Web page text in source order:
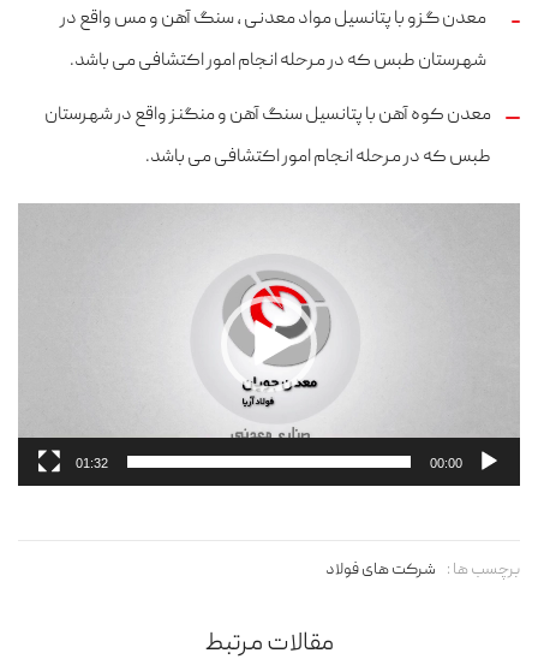
معدن گزو با پتانسیل مواد معدنی ، سنگ آهن و مس واقع در
شهرستان طبس که در مرحله انجام امور اکتشافی می باشد.
معدن کوه آهن با پتانسیل سنگ آهن و منگنز واقع در شهرستان
طبس که در مرحله انجام امور اکتشافی می باشد.
00:00
01:32
برچسب ها : شرکت های فولاد
مقالات مرتبط